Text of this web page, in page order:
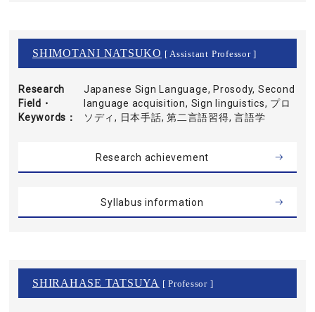
SHIMOTANI NATSUKO [ Assistant Professor ]
Research
Field・
Keywords
Japanese Sign Language, Prosody, Second
language acquisition, Sign linguistics, プロ
ソディ, 日本手話, 第二言語習得, 言語学
Research achievement
Syllabus information
SHIRAHASE TATSUYA [ Professor ]